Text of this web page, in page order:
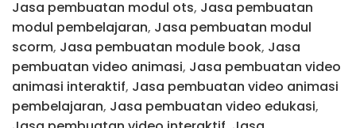
Jasa pembuatan modul ots, Jasa pembuatan
modul pembelajaran, Jasa pembuatan modul
scorm, Jasa pembuatan module book, Jasa
pembuatan video animasi, Jasa pembuatan video
animasi interaktif, Jasa pembuatan video animasi
pembelajaran, Jasa pembuatan video edukasi,